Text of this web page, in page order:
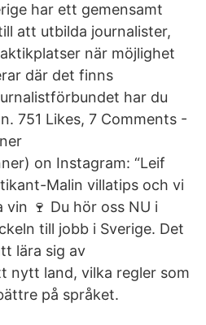
har ett gemensamt
att utbilda journalister,
när möjlighet
där det finns
har du
751 Likes, 7 Comments -
on Instagram: “Leif
Malin villatips och vi
🍷 Du hör oss NU i
till jobb i Sverige. Det
lära sig av
nytt land, vilka regler som
på språket.